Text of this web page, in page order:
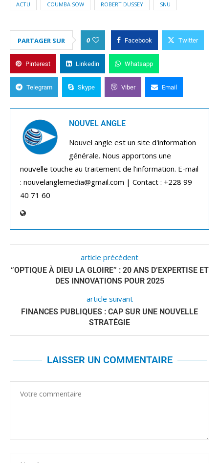
ACTU COUMBA SOW ROBERT DUSSEY SNU
PARTAGER SUR 0 Facebook Twitter
Pinterest Linkedin Whatsapp
Telegram Skype Viber Email
NOUVEL ANGLE
Nouvel angle est un site d'information
générale. Nous apportons une
nouvelle touche au traitement de l'information. E-mail
: nouvelanglemedia@gmail.com | Contact : +228 99
40 71 60
article précédent
‘’OPTIQUE À DIEU LA GLOIRE’’ : 20 ANS D’EXPERTISE ET
DES INNOVATIONS POUR 2025
article suivant
FINANCES PUBLIQUES : CAP SUR UNE NOUVELLE
STRATÉGIE
LAISSER UN COMMENTAIRE